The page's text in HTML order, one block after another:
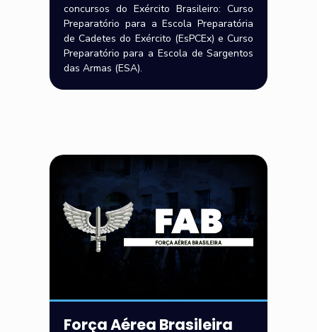
concursos do Exército Brasileiro: Curso
Preparatório para a Escola Preparatória
de Cadetes do Exército (EsPCEx) e Curso
Preparatório para a Escola de Sargentos
das Armas (ESA).
Força Aérea Brasileira